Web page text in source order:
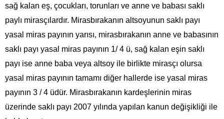
sağ kalan eş, çocukları, torunları ve anne ve babası saklı
paylı mirasçılardır. Mirasbırakanın altsoyunun saklı payı
yasal miras payının yarısı, mirasbırakanın anne ve babasının
saklı payı yasal miras payının 1/ 4 ü, sağ kalan eşin saklı
payı ise anne baba veya altsoy ile birlikte mirasçı olursa
yasal miras payının tamamı diğer hallerde ise yasal miras
payının 3 / 4 üdür. Mirasbırakanın kardeşlerinin miras
üzerinde saklı payı 2007 yılında yapılan kanun değişikliği ile